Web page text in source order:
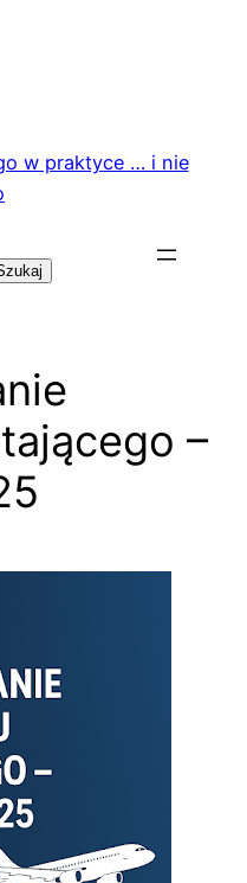
w praktyce … i nie
–